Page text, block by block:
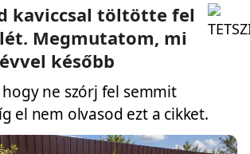
kaviccsal töltötte fel
Megmutatom, mi
később
ne szórj fel semmit
el nem olvasod ezt a cikket.